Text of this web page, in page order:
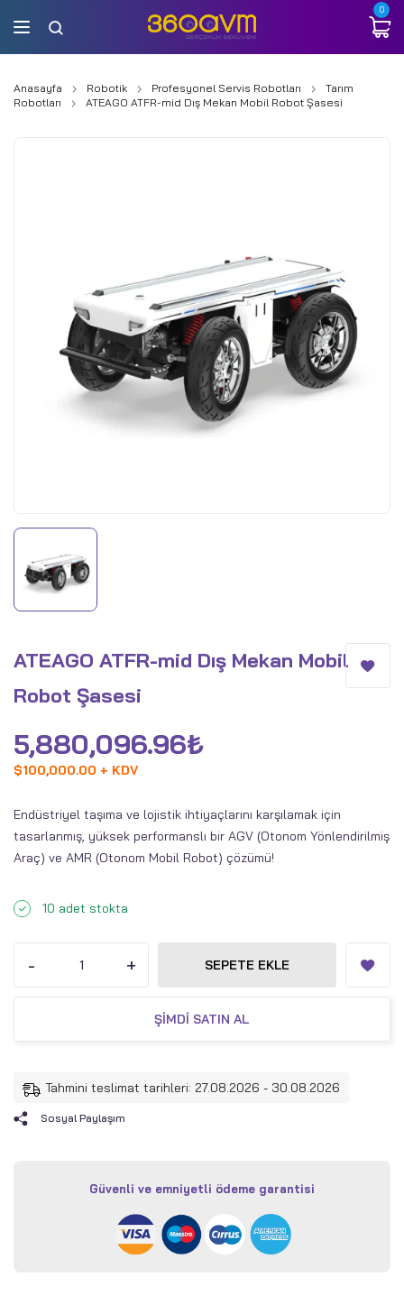
0
Anasayfa Robotik Profesyonel Servis Robotları
Tarım
Robotları
ATEAGO ATFR-mid Dış Mekan Mobil Robot Şasesi
ATEAGO ATFR-mid Dış Mekan Mobil
Robot Şasesi
5,880,096.96₺
$100,000.00 + KDV
Endüstriyel taşıma ve lojistik ihtiyaçlarını karşılamak için
tasarlanmış, yüksek performanslı bir AGV (Otonom Yönlendirilmiş
Araç) ve AMR (Otonom Mobil Robot) çözümü!
10 adet stokta
- + SEPETE EKLE
ŞIMDI SATIN AL
Tahmini teslimat tarihleri: 27.08.2026 - 30.08.2026
Sosyal Paylaşım
Güvenli ve emniyetli ödeme garantisi